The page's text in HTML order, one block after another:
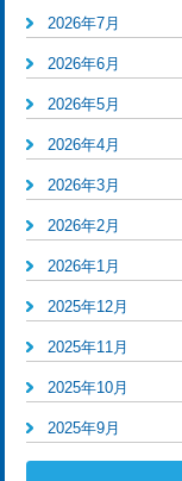
2026年7月
2026年6月
2026年5月
2026年4月
2026年3月
2026年2月
2026年1月
2025年12月
2025年11月
2025年10月
2025年9月